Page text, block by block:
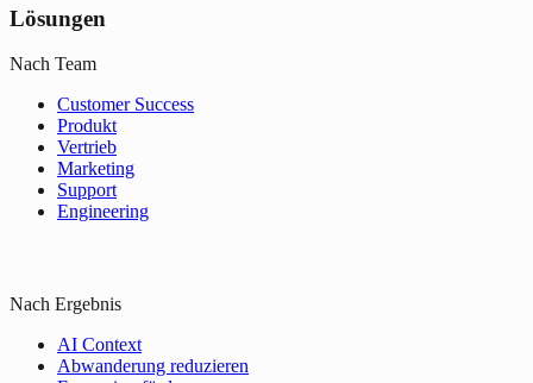
Lösungen
Nach Team
Customer Success
Produkt
Vertrieb
Marketing
Support
Engineering
Nach Ergebnis
AI Context
Abwanderung reduzieren